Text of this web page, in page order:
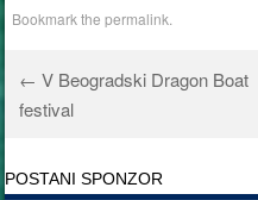
Bookmark thepermalink
Post navigation
← V Beogradski Dragon Boat
festival
POSTANI SPONZOR